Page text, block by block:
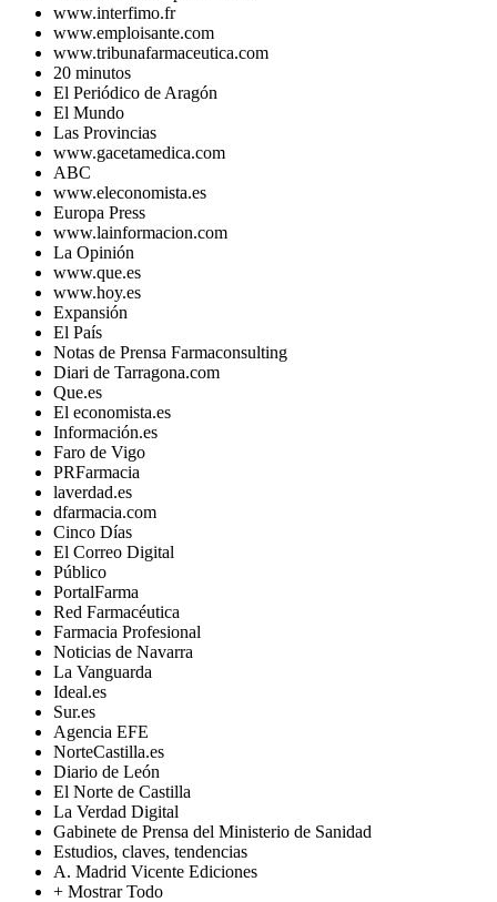
www.interfimo.fr
www.emploisante.com
www.tribunafarmaceutica.com
20 minutos
El Periódico de Aragón
El Mundo
Las Provincias
www.gacetamedica.com
ABC
www.eleconomista.es
Europa Press
www.lainformacion.com
La Opinión
www.que.es
www.hoy.es
Expansión
El País
Notas de Prensa Farmaconsulting
Diari de Tarragona.com
Que.es
El economista.es
Información.es
Faro de Vigo
PRFarmacia
laverdad.es
dfarmacia.com
Cinco Días
El Correo Digital
Público
PortalFarma
Red Farmacéutica
Farmacia Profesional
Noticias de Navarra
La Vanguarda
Ideal.es
Sur.es
Agencia EFE
NorteCastilla.es
Diario de León
El Norte de Castilla
La Verdad Digital
Gabinete de Prensa del Ministerio de Sanidad
Estudios, claves, tendencias
A. Madrid Vicente Ediciones
+ Mostrar Todo